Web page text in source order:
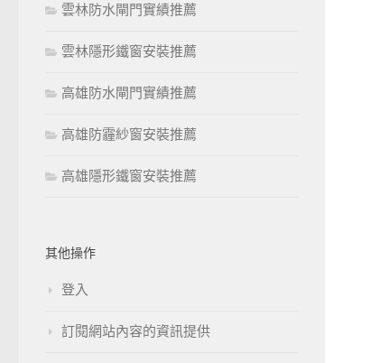
雲林防水閘門實績推薦
雲林隱形鐵窗安裝推薦
高雄防水閘門實績推薦
高雄防霾紗窗安裝推薦
高雄隱形鐵窗安裝推薦
其他操作
登入
訂閱網站內容的資訊提供